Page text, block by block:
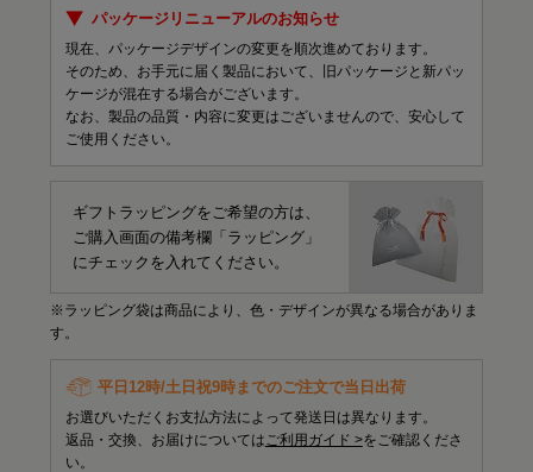
パッケージリニューアルのお知らせ
現在、パッケージデザインの変更を順次進めております。
そのため、お手元に届く製品において、旧パッケージと新パッ
ケージが混在する場合がございます。
なお、製品の品質・内容に変更はございませんので、安心して
ご使用ください。
ギフトラッピングをご希望の方は、
ご購入画面の備考欄「ラッピング」
にチェックを入れてください。
※ラッピング袋は商品により、色・デザインが異なる場合がありま
す。
平日12時/土日祝9時までのご注文で当日出荷
お選びいただくお支払方法によって発送日は異なります。
返品・交換、お届けについては ご利用ガイド >をご確認くださ
い。